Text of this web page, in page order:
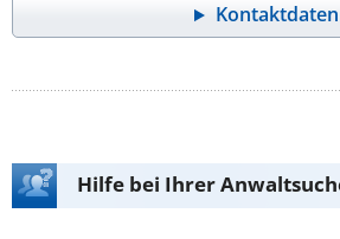
Kontaktdaten
Hilfe bei Ihrer